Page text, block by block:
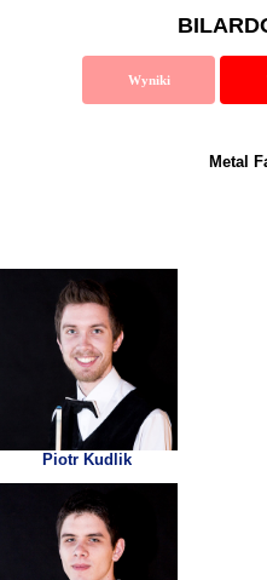
Wyniki
Metal
Piotr Kudlik